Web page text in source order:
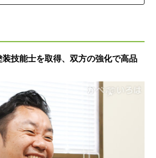
技能士を取得、双方の強化で高品